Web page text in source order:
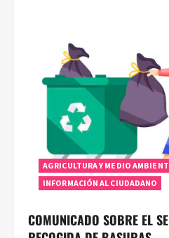
AGRICULTURA Y MEDIO
INFORMACIÓN AL CIUDADANO
COMUNICADO SOBRE EL